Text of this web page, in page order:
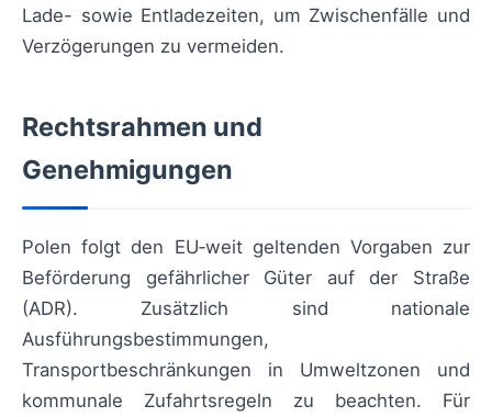
Lade- sowie Entladezeiten, um Zwischenfälle und
Verzögerungen zu vermeiden.
Rechtsrahmen und
Genehmigungen
Polen folgt den EU‑weit geltenden Vorgaben zur
Beförderung gefährlicher Güter auf der Straße
(ADR). Zusätzlich sind nationale
Ausführungsbestimmungen,
Transportbeschränkungen in Umweltzonen und
kommunale Zufahrtsregeln zu beachten. Für